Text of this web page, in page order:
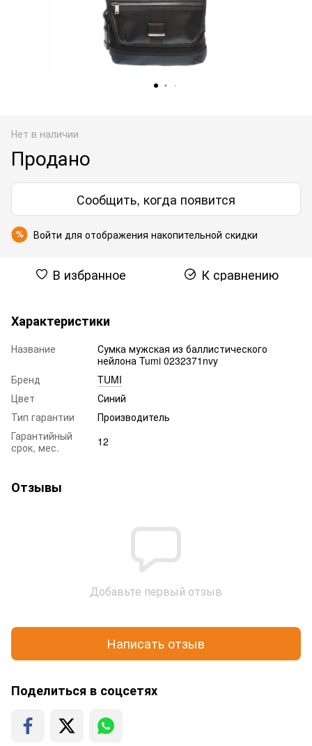
Нет в наличии
Продано
Сообщить, когда появится
% Войти для отображения накопительной скидки
В избранное К сравнению
Характеристики
Название
Сумка мужская из баллистического
нейлона Tumi 0232371nvy
Бренд
TUMI
Цвет
Синий
Тип гарантии
Производитель
Гарантийный
срок, мес.
12
Отзывы
Добавьте первый отзыв
Написать отзыв
Поделиться в соцсетях